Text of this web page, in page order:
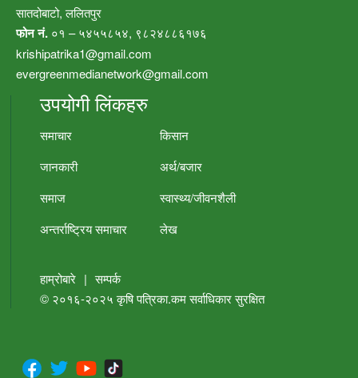
सातदोबाटो, ललितपुर
फोन नं. ०१ – ५४५५८५४, ९८२४८८६१७६
krishipatrika1@gmail.com
evergreenmedianetwork@gmail.com
उपयोगी लिंकहरु
समाचार
किसान
जानकारी
अर्थ/बजार
समाज
स्वास्थ्य/जीवनशैली
अन्तर्राष्ट्रिय समाचार
लेख
हाम्रोबारे | सम्पर्क
© २०१६-२०२५कृषि पत्रिका.कमसर्वाधिकार सुरक्षित